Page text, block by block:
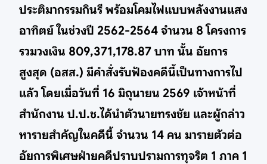
ประติมากรรมกินรี พร้อมโคมไฟแบบพลังงานแสง
อาทิตย์ ในช่วงปี 2562-2564 จำนวน 8 โครงการ
รวมวงเงิน 809,371,178.87 บาท นั้น อัยการ
สูงสุด (อสส.) มีคำสั่งรับฟ้องคดีนี้เป็นทางการไป
แล้ว โดยเมื่อวันที่ 16 มิถุนายน 2569 เจ้าหน้าที่
สำนักงาน ป.ป.ช.ได้นำตัวนายทรงชัย และผู้กล่าว
หารายสำคัญในคดีนี้ จำนวน 14 คน มารายตัวต่อ
อัยการพิเศษฝ่ายคดีปราบปรามการทุจริต 1 ภาค 1